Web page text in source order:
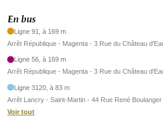
En bus
Ligne 91, à 169 m
Arrêt République - Magenta - 3 Rue du Château
Ligne 56, à 169 m
Arrêt République - Magenta - 3 Rue du Château
Ligne 3120, à 83 m
Arrêt Lancry - Saint-Martin - 44 Rue René Boulanger
Voir tout